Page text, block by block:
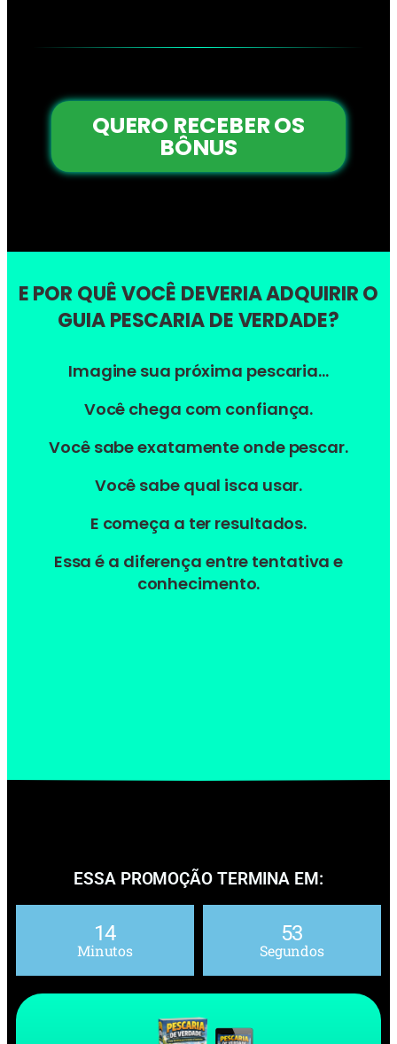
QUERO RECEBER OS
BÔNUS
E POR QUÊ VOCÊ DEVERIA ADQUIRIR O
GUIA PESCARIA DE VERDADE?
Imagine sua próxima pescaria…
Você chega com confiança.
Você sabe exatamente onde pescar.
Você sabe qual isca usar.
E começa a ter resultados.
Essa é a diferença entre tentativa e
conhecimento.
ESSA PROMOÇÃO TERMINA EM:
14
Minutos
51
Segundos